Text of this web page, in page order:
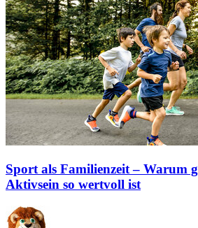
Sport als Familienzeit – Warum
Aktivsein so wertvoll ist